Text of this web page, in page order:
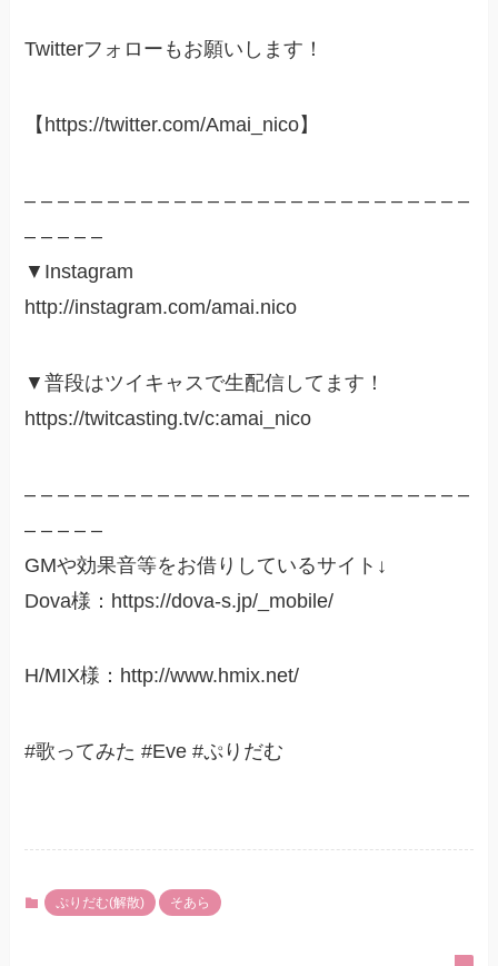
Twitterフォローもお願いします！
【https://twitter.com/Amai_nico】
– – – – – – – – – – – – – – – – – – – – – – – – – – –
– – – – –
▼Instagram
http://instagram.com/amai.nico
▼普段はツイキャスで生配信してます！
https://twitcasting.tv/c:amai_nico
– – – – – – – – – – – – – – – – – – – – – – – – – – –
– – – – –
GMや効果音等をお借りしているサイト↓
Dova様：https://dova-s.jp/_mobile/
H/MIX様：http://www.hmix.net/
#歌ってみた #Eve #ぷりだむ
ぷりだむ(解散) そあら